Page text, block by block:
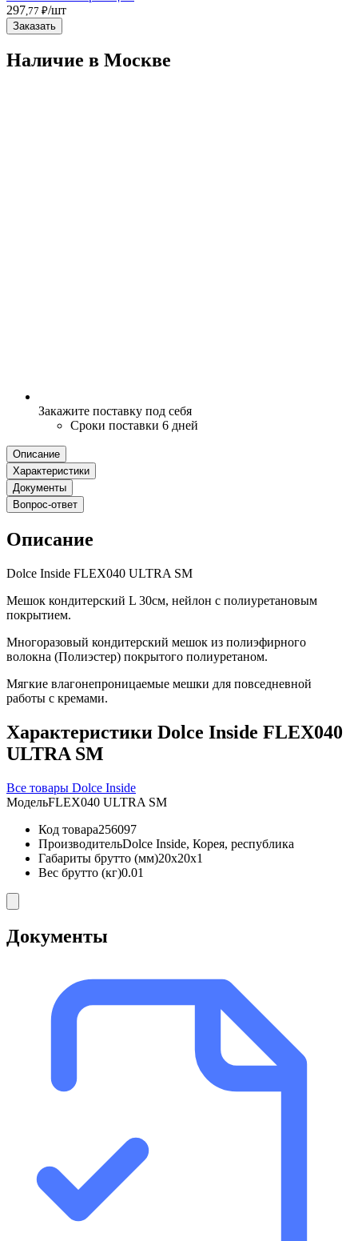
297 ,77 ₽/шт
Заказать
Наличие в Москвe
Закажите поставку под себя
Сроки поставки 6 дней
Описание
Характеристики
Документы
Вопрос-ответ
Описание
Dolce Inside FLEX040 ULTRA SM
Мешок кондитерский L 30см, нейлон с полиуретановым
покрытием.
Многоразовый кондитерский мешок из полиэфирного
волокна (Полиэстер) покрытого полиуретаном.
Мягкие влагонепроницаемые мешки для повседневной
работы с кремами.
Характеристики Dolce Inside FLEX040
ULTRA SM
Все товары Dolce Inside
МодельFLEX040 ULTRA SM
Код товара256097
ПроизводительDolce Inside, Корея, республика
Габариты брутто (мм)20x20x1
Вес брутто (кг)0.01
Документы